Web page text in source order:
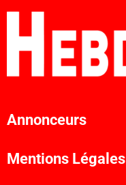
Annonceurs
Mentions Légales